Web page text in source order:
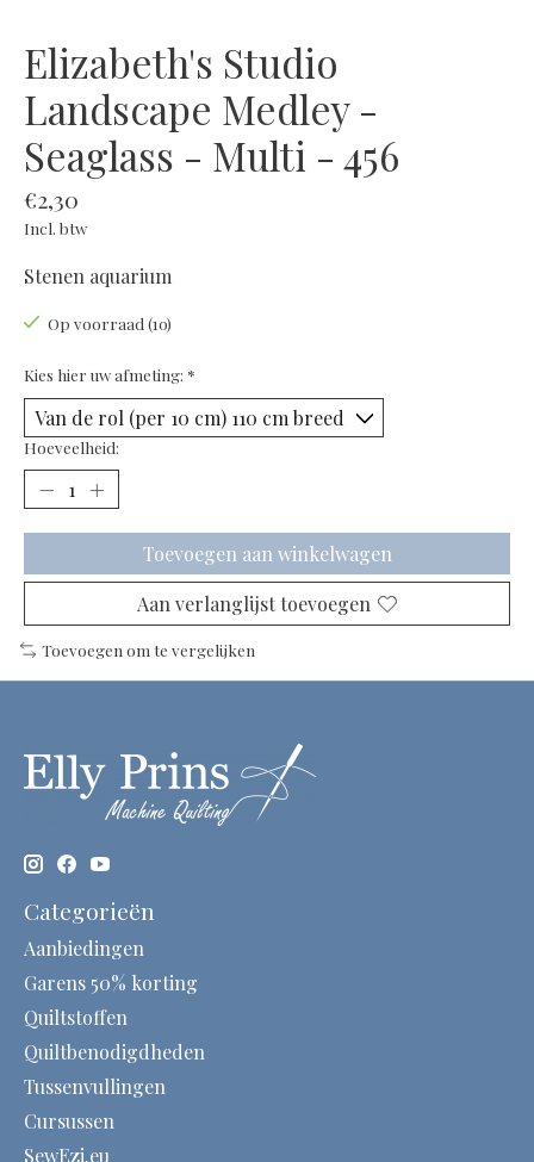
Elizabeth's Studio
Landscape Medley -
Seaglass - Multi - 456
€2,30
Incl. btw
Stenen aquarium
Op voorraad (10)
Kies hier uw afmeting: *
Hoeveelheid:
Toevoegen aan winkelwagen
Aan verlanglijst toevoegen
Toevoegen om te vergelijken
Categorieën
Aanbiedingen
Garens 50% korting
Quiltstoffen
Quiltbenodigdheden
Tussenvullingen
Cursussen
SewEzi.eu